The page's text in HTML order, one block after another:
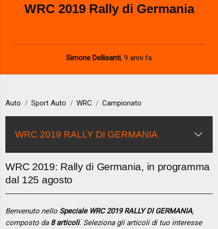
WRC 2019 Rally di Germania
Simone Dellisanti, 9 anni fa
Auto Sport Auto WRC Campionato
WRC 2019 RALLY DI GERMANIA
WRC 2019: Rally di Germania, in programma
dal 125 agosto
Benvenuto nello Speciale WRC 2019 RALLY DI GERMANIA,
composto da 8 articoli. Seleziona gli articoli di tuo interesse